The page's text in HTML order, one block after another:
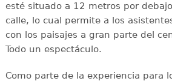
esté situado a 12 metros por
calle, lo cual permite a los
con los paisajes a gran parte del
Todo un espectáculo.
Como parte de la experiencia para